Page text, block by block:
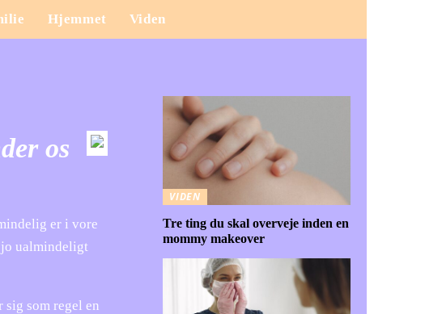
Hjemmet Viden
os
er i vore
jo ualmindeligt
som regel en
VIDEN
Tre ting du skal overveje inden en
mommy makeover